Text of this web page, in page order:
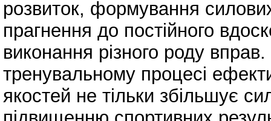
розвиток, формування
прагнення до постійного
виконання різного роду
тренувальному процесі
якостей не тільки збільшує